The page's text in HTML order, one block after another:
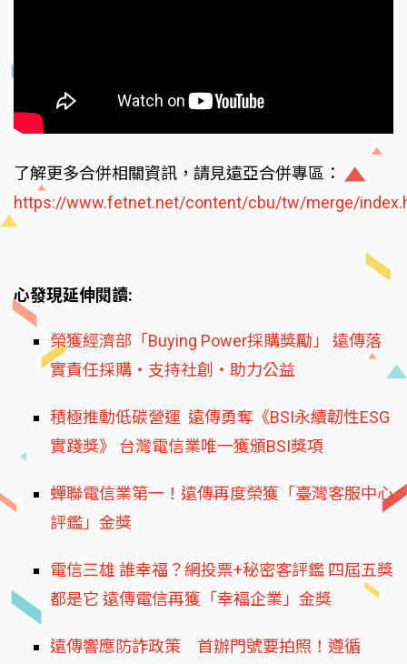
了解更多合併相關資訊，請見遠亞合併專區：
https://www.fetnet.net/content/cbu/tw/merge/
心發現延伸閱讀:
榮獲經濟部「Buying Power採購獎勵」 遠傳落
實責任採購‧支持社創‧助力公益
積極推動低碳營運 遠傳勇奪《BSI永續韌性ESG
實踐獎》 台灣電信業唯一獲頒BSI獎項
蟬聯電信業第一！遠傳再度榮獲「臺灣客服中心
評鑑」金獎
電信三雄 誰幸福？網投票+秘密客評鑑 四屆五獎
都是它 遠傳電信再獲「幸褔企業」金獎
遠傳響應防詐政策 首辦門號要拍照！遵循